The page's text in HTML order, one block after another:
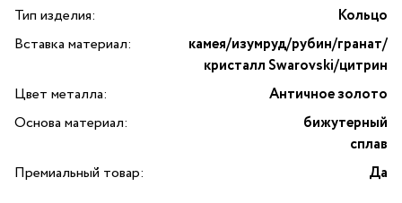
Тип изделия:
Кольцо
Вставка материал:
камея/изумруд/рубин/гранат/
кристалл Swarovski/цитрин
Цвет металла:
Античное золото
Основа материал:
бижутерный
сплав
Премиальный товар:
Да